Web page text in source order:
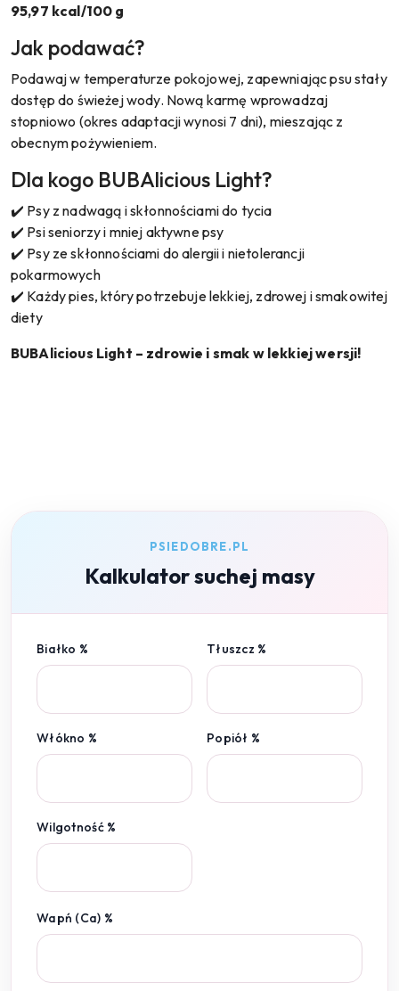
95,97 kcal/100 g
Jak podawać?
Podawaj w temperaturze pokojowej, zapewniając psu stały
dostęp do świeżej wody. Nową karmę wprowadzaj
stopniowo (okres adaptacji wynosi 7 dni), mieszając z
obecnym pożywieniem.
Dla kogo BUBAlicious Light?
✔️ Psy z nadwagą i skłonnościami do tycia
✔️ Psi seniorzy i mniej aktywne psy
✔️ Psy ze skłonnościami do alergii i nietolerancji
pokarmowych
✔️ Każdy pies, który potrzebuje lekkiej, zdrowej i smakowitej
diety
BUBAlicious Light – zdrowie i smak w lekkiej wersji!
PSIEDOBRE.PL
Kalkulator suchej masy
Białko % Tłuszcz %
Włókno % Popiół %
Wilgotność %
Wapń (Ca) %